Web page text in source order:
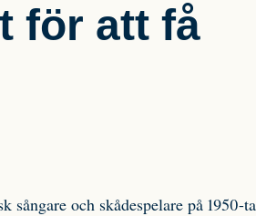
för att få
sångare och skådespelare på 1950-